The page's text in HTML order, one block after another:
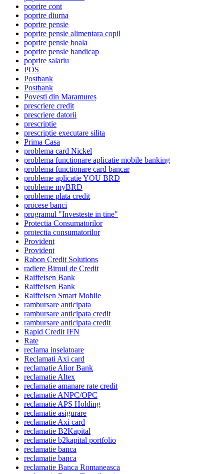
poprire cont
poprire diurna
poprire pensie
poprire pensie alimentara copil
poprire pensie boala
poprire pensie handicap
poprire salariu
POS
Postbank
Postbank
Povesti din Maramureș
prescriere credit
prescriere datorii
prescriptie
prescriptie executare silita
Prima Casa
problema card Nickel
problema functionare aplicatie mobile banking
problema functionare card bancar
probleme aplicatie YOU BRD
probleme myBRD
probleme plata credit
procese banci
programul "Investeste in tine"
Protectia Consumatorilor
protectia consumatorilor
Provident
Provident
Rabon Credit Solutions
radiere Biroul de Credit
Raiffeisen Bank
Raiffeisen Bank
Raiffeisen Smart Mobile
rambursare anticipata
rambursare anticipata credit
rambursare anticipata credit
Rapid Credit IFN
Rate
reclama inselatoare
Reclamati Axi card
reclamatie Alior Bank
reclamatie Altex
reclamatie amanare rate credit
reclamatie ANPC/OPC
reclamatie APS Holding
reclamatie asigurare
reclamatie Axi card
reclamatie B2Kapital
reclamatie b2kapital portfolio
reclamatie banca
reclamatie banca
reclamatie Banca Romaneasca